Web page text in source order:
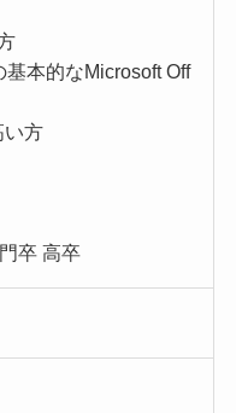
本的なMicrosoft Off
い方
卒 高卒